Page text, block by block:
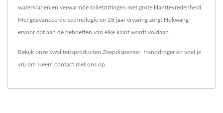
waterkranen en verwarmde toiletzittingen met grote klanttevredenheid.
Met geavanceerde technologie en 28 jaar ervaring zorgt Hokwang
ervoor dat aan de behoeften van elke klant wordt voldaan.
Bekijk onze kwaliteitsproducten Zeepdispenser, Handdrogeren voel je
vrij om Neem contact met ons op